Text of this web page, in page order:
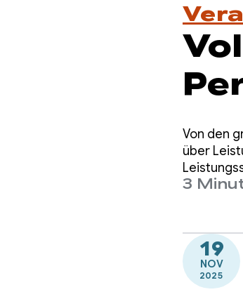
Von den
über
3
19
NOV
2025